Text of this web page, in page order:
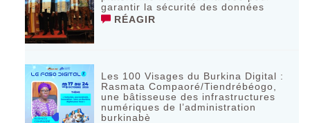
garantir la sécurité des données
RÉAGIR
Les 100 Visages du Burkina Digital :
Rasmata Compaoré/Tiendrébéogo,
une bâtisseuse des infrastructures
numériques de l’administration
burkinabè